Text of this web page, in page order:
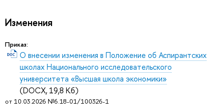
Изменения
Приказ:
О внесении изменения в Положение об Аспирантских
школах Национального исследовательского
университета «Высшая школа экономики»
(DOCX, 19,8 Кб)
от 10.03.2026 №6.18-01/100326-1